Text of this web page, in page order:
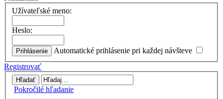
Užívateľské meno:
Heslo:
Automatické prihlásenie pri každej návšteve
Registrovať
Pokročilé hľadanie